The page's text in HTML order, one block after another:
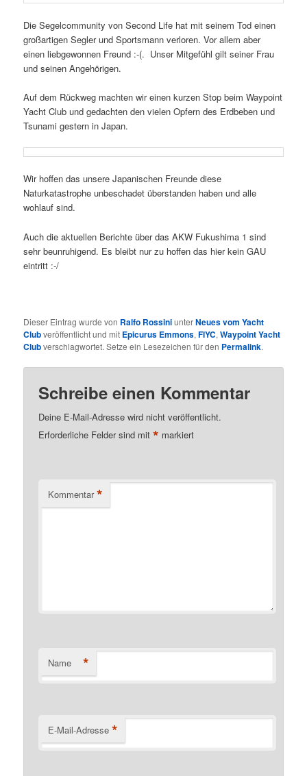
Die Segelcommunity von Second Life hat mit seinem Tod einen
großartigen Segler und Sportsmann verloren. Vor allem aber
einen liebgewonnen Freund :-(. Unser Mitgefühl gilt seiner Frau
und seinen Angehörigen.
Auf dem Rückweg machten wir einen kurzen Stop beim Waypoint
Yacht Club und gedachten den vielen Opfern des Erdbeben und
Tsunami gestern in Japan.
Wir hoffen das unsere Japanischen Freunde diese
Naturkatastrophe unbeschadet überstanden haben und alle
wohlauf sind.
Auch die aktuellen Berichte über das AKW Fukushima 1 sind
sehr beunruhigend. Es bleibt nur zu hoffen das hier kein GAU
eintritt :-/
Dieser Eintrag wurde von Ralfo RossiniunterNeues vom Yacht
Clubveröffentlicht und mit Epicurus Emmons,FIYC,Waypoint Yacht
Clubverschlagwortet. Setze ein Lesezeichen für den Permalink.
Schreibe einen Kommentar
Deine E-Mail-Adresse wird nicht veröffentlicht.
Erforderliche Felder sind mit* markiert
Kommentar *
Name *
E-Mail-Adresse *